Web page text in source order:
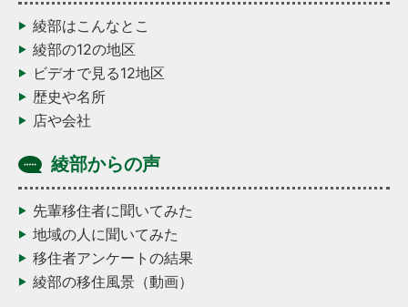
綾部はこんなとこ
綾部の12の地区
ビデオで見る12地区
歴史や名所
店や会社
綾部からの声
先輩移住者に聞いてみた
地域の人に聞いてみた
移住者アンケートの結果
綾部の移住風景（動画）